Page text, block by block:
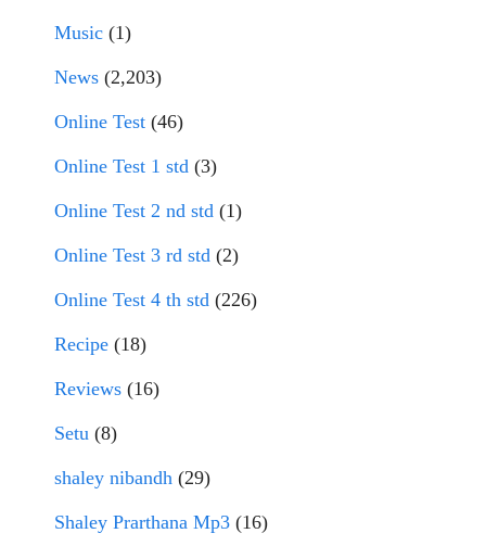
Music (1)
News (2,203)
Online Test (46)
Online Test 1 std (3)
Online Test 2 nd std (1)
Online Test 3 rd std (2)
Online Test 4 th std (226)
Recipe (18)
Reviews (16)
Setu (8)
shaley nibandh (29)
Shaley Prarthana Mp3 (16)